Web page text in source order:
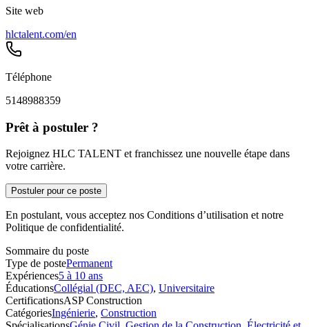
Site web
hlctalent.com/en
Téléphone
5148988359
Prêt à postuler ?
Rejoignez HLC TALENT et franchissez une nouvelle étape dans
votre carrière.
Postuler pour ce poste
En postulant, vous acceptez nos Conditions d’utilisation et notre
Politique de confidentialité.
Sommaire du poste
Type de postePermanent
Expériences5 à 10 ans
ÉducationsCollégial (DEC, AEC), Universitaire
CertificationsASP Construction
CatégoriesIngénierie, Construction